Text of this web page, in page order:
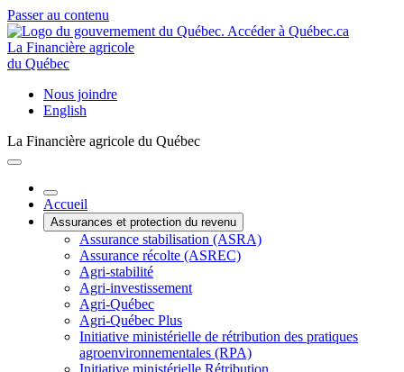
Passer au contenu
La Financière agricole
du Québec
Nous joindre
English
La Financière agricole du Québec
Accueil
Assurances et protection du revenu
Assurance stabilisation (ASRA)
Assurance récolte (ASREC)
Agri-stabilité
Agri-investissement
Agri-Québec
Agri-Québec Plus
Initiative ministérielle de rétribution des pratiques
agroenvironnementales (RPA)
Initiative ministérielle Rétribution